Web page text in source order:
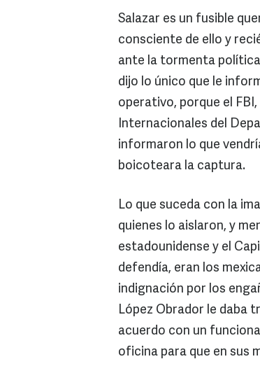
Salazar es un fusible
consciente de ello y
ante la tormenta
dijo lo único que le
operativo, porque el
Internacionales del
informaron lo que
boicoteara la captura.
Lo que suceda con la
quienes lo aislaron, y
estadounidense y el
defendía, eran los
indignación por los
López Obrador le daba
acuerdo con un
oficina para que en sus